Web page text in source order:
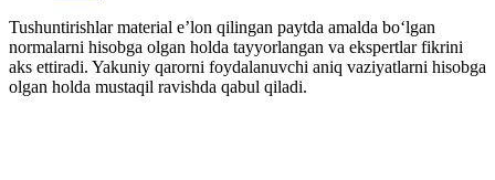
Tushuntirishlar material e’lon qilingan paytda amalda boʻlgan
normalarni hisobga olgan holda tayyorlangan va ekspertlar fikrini
aks ettiradi. Yakuniy qarorni foydalanuvchi aniq vaziyatlarni hisobga
olgan holda mustaqil ravishda qabul qiladi.